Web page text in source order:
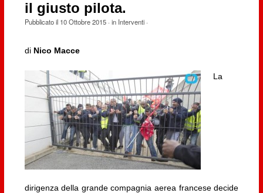
il giusto pilota.
Pubblicato il 10 Ottobre 2015· in Interventi·
di Nico Macce
La
dirigenza della grande compagnia aerea francese decide